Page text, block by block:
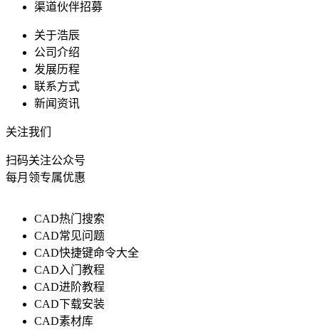
渠道伙伴招募
关于浩辰
公司介绍
发展历程
联系方式
新闻资讯
关注我们
扫码关注公众号
每月领专属优惠
CAD热门搜索
CAD常见问题
CAD快捷键命令大全
CAD入门教程
CAD进阶教程
CAD下载安装
CAD素材库